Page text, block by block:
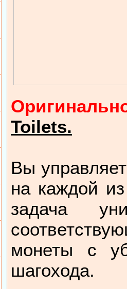
Toilets.
Вы
на каждой
задача
монеты с
шагохода.